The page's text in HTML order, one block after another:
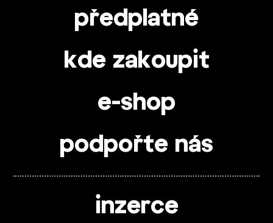
předplatné
kde zakoupit
e-shop
podpořte nás
inzerce